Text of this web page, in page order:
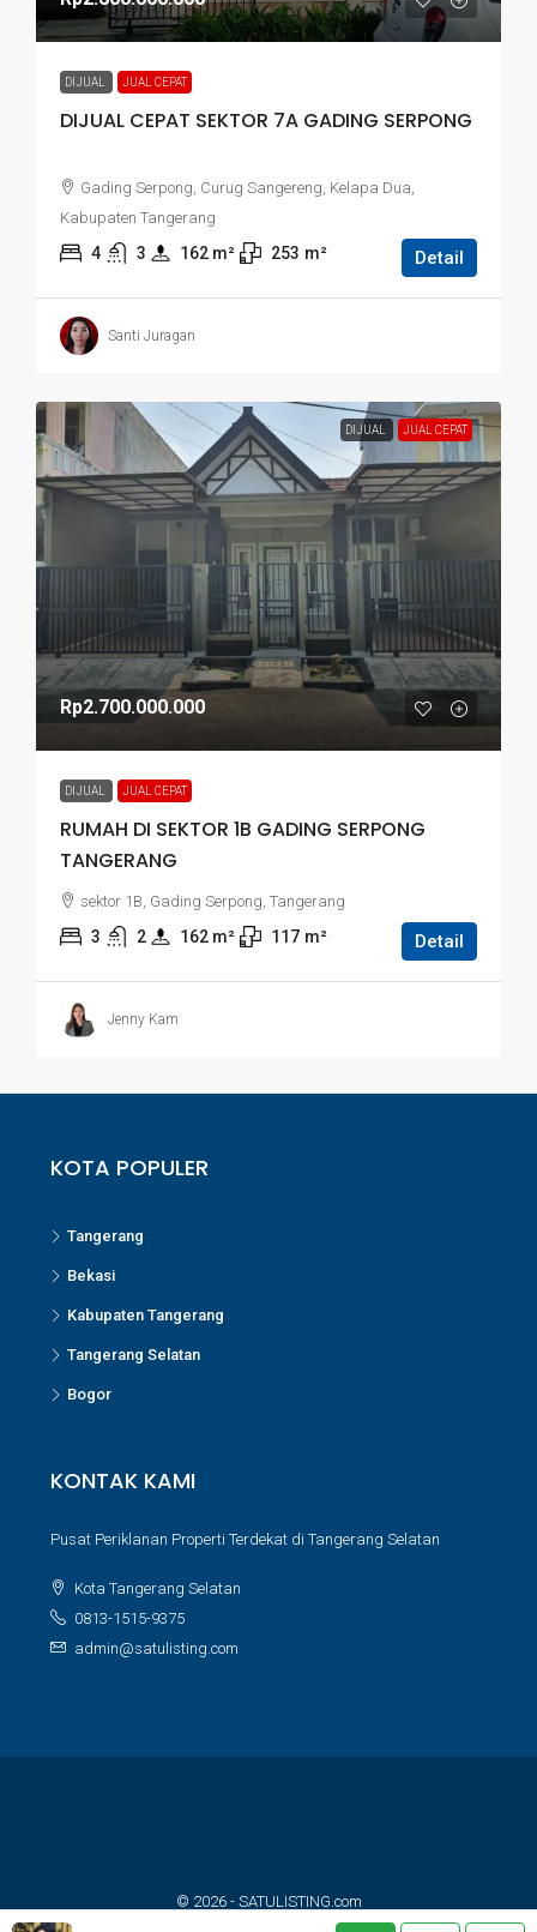
DIJUAL JUAL CEPAT
DIJUAL CEPAT SEKTOR 7A GADING SERPONG
Gading Serpong, Curug Sangereng, Kelapa Dua,
Kabupaten Tangerang
4 3 162 m² 253 m² Detail
Santi Juragan
DIJUAL JUAL CEPAT
Rp2.700.000.000
DIJUAL JUAL CEPAT
RUMAH DI SEKTOR 1B GADING SERPONG
TANGERANG
sektor 1B, Gading Serpong, Tangerang
3 2 162 m² 117 m² Detail
Jenny Kam
KOTA POPULER
Tangerang
Bekasi
Kabupaten Tangerang
Tangerang Selatan
Bogor
KONTAK KAMI
Pusat Periklanan Properti Terdekat di Tangerang Selatan
Kota Tangerang Selatan
0813-1515-9375
admin@satulisting.com
© 2026 - SATULISTING.com